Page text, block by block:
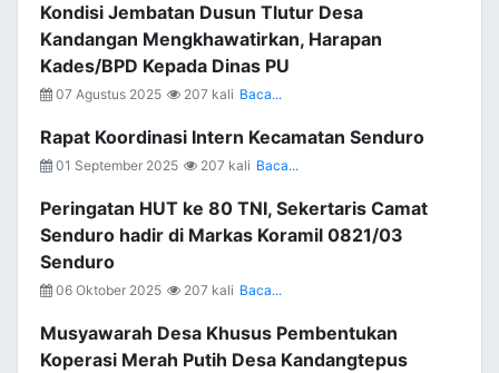
Kondisi Jembatan Dusun Tlutur Desa
Kandangan Mengkhawatirkan, Harapan
Kades/BPD Kepada Dinas PU
07 Agustus 2025 207 kali Baca...
Rapat Koordinasi Intern Kecamatan Senduro
01 September 2025 207 kali Baca...
Peringatan HUT ke 80 TNI, Sekertaris Camat
Senduro hadir di Markas Koramil 0821/03
Senduro
06 Oktober 2025 207 kali Baca...
Musyawarah Desa Khusus Pembentukan
Koperasi Merah Putih Desa Kandangtepus